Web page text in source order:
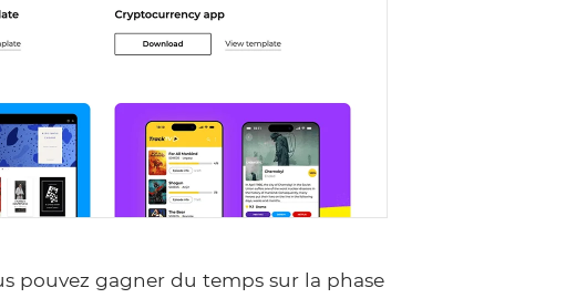
pouvez gagner du temps sur la phase